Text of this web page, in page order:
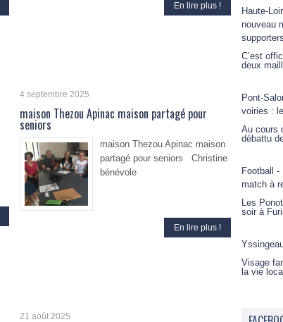
En lire plus !
4 septembre 2025
maison Thezou Apinac maison partagé pour
seniors
maison Thezou Apinac maison
partagé pour seniors Christine
bénévole
En lire plus !
21 août 2025
Haute-
nouveau
supporters
C’est
deux
Pont-
voiries :
Au cours
débattu
Football
match à
Les
soir à
Visage
la vie